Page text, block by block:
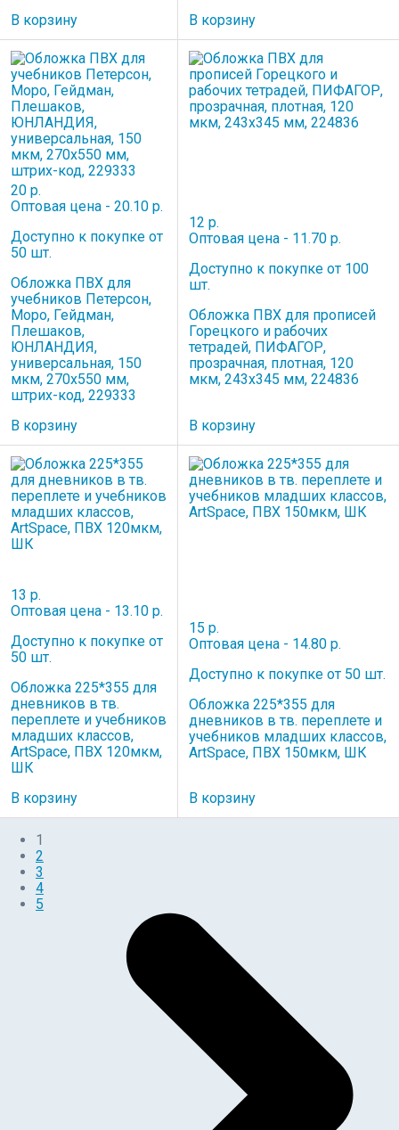
В корзину
В корзину
20 р.
Оптовая цена - 20.10 р.
Доступно к покупке от
50 шт.
Обложка ПВХ для
учебников Петерсон,
Моро, Гейдман,
Плешаков,
ЮНЛАНДИЯ,
универсальная, 150
мкм, 270х550 мм,
штрих-код, 229333
В корзину
12 р.
Оптовая цена - 11.70 р.
Доступно к покупке от 100
шт.
Обложка ПВХ для прописей
Горецкого и рабочих
тетрадей, ПИФАГОР,
прозрачная, плотная, 120
мкм, 243х345 мм, 224836
В корзину
13 р.
Оптовая цена - 13.10 р.
Доступно к покупке от
50 шт.
Обложка 225*355 для
дневников в тв.
переплете и учебников
младших классов,
ArtSpace, ПВХ 120мкм,
ШК
В корзину
15 р.
Оптовая цена - 14.80 р.
Доступно к покупке от 50 шт.
Обложка 225*355 для
дневников в тв. переплете и
учебников младших классов,
ArtSpace, ПВХ 150мкм, ШК
В корзину
1
2
3
4
5